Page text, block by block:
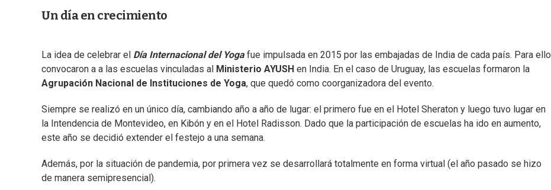
Un día en crecimiento
La idea de celebrar el Día Internacional del Yogafue impulsada en 2015 por las embajadas de India de cada país. Para ello
convocaron a a las escuelas vinculadas al Ministerio AYUSH en India. En el caso de Uruguay, las escuelas formaron la
Agrupación Nacional de Instituciones de Yoga, que quedó como coorganizadora del evento.
Siempre se realizó en un único día, cambiando año a año de lugar: el primero fue en el Hotel Sheraton y luego tuvo lugar en
la Intendencia de Montevideo, en Kibón y en el Hotel Radisson. Dado que la participación de escuelas ha ido en aumento,
este año se decidió extender el festejo a una semana.
Además, por la situación de pandemia, por primera vez se desarrollará totalmente en forma virtual (el año pasado se hizo
de manera semipresencial).